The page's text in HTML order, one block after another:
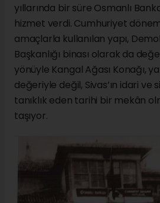
yıllarında bir süre Osmanlı
hizmet verdi. Cumhuriyet
amaçlarla kullanılan yapı,
Başkanlığı binası olarak da
yönüyle Kangal Ağası Konağı,
değeriyle değil, Sivas’ın idari ve
tanıklık eden tarihi bir mekân
taşıyor.